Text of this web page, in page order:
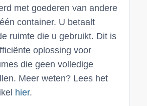
met goederen van andere
container. U betaalt
ruimte die u gebruikt. Dit is
oplossing voor
die geen volledige
Meer weten? Lees het
hier.